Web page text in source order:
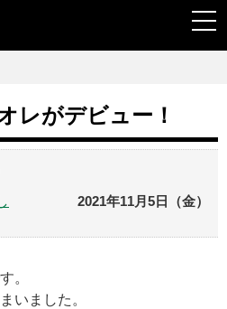
レがデビュー！
2021年11月5日（金）
。
いました。